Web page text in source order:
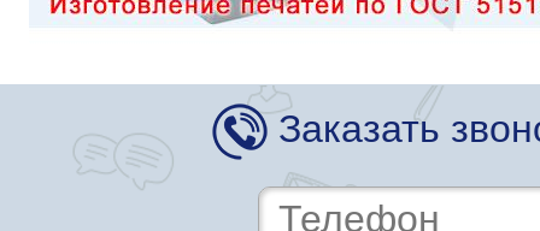
Заказать